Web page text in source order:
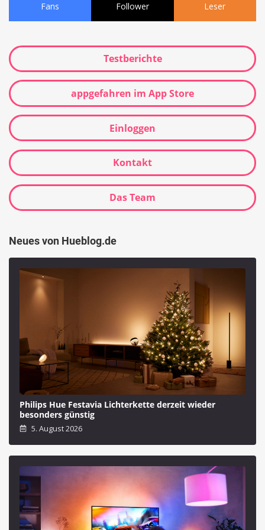
Fans Follower Leser
Testberichte
appgefahren im App Store
Einloggen
Kontakt
Das Team
Neues von Hueblog.de
Philips Hue Festavia Lichterkette derzeit wieder
besonders günstig
5. August 2026